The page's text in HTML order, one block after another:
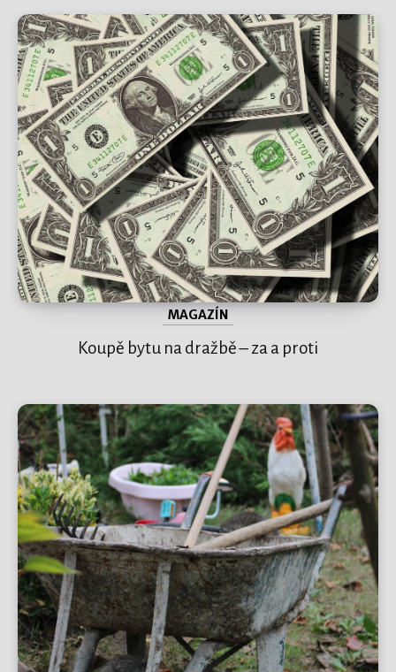
MAGAZÍN
Koupě bytu na dražbě – za a proti